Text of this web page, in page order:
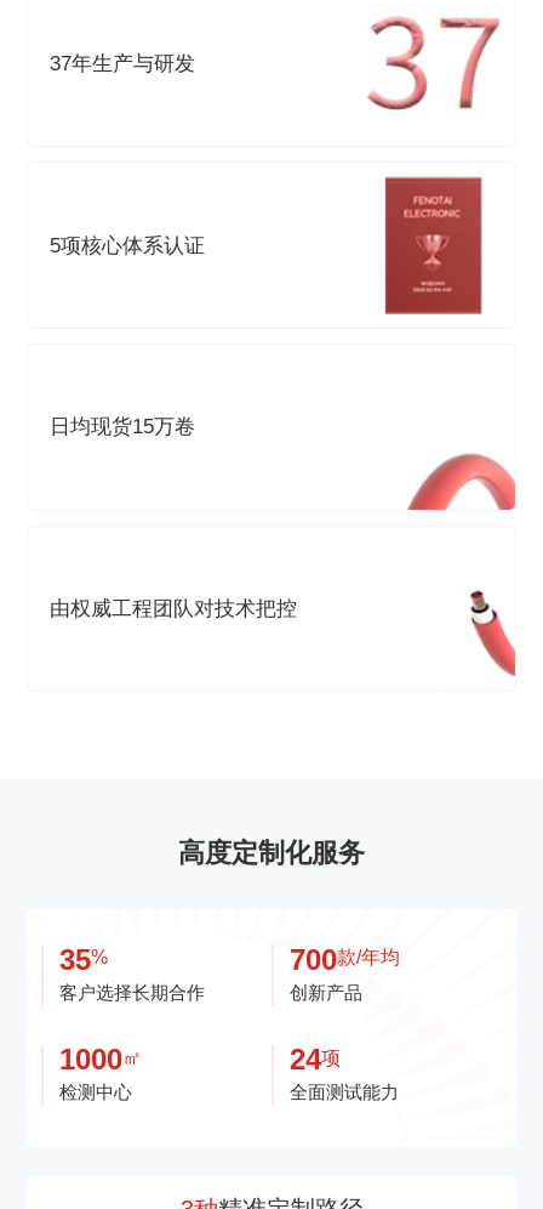
37年生产与研发
5项核心体系认证
日均现货15万卷
由权威工程团队对技术把控
高度定制化服务
35%
客户选择长期合作
700款/年均
创新产品
1000㎡
检测中心
24项
全面测试能力
准要求的信息。